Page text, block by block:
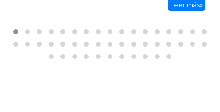
Leer más»